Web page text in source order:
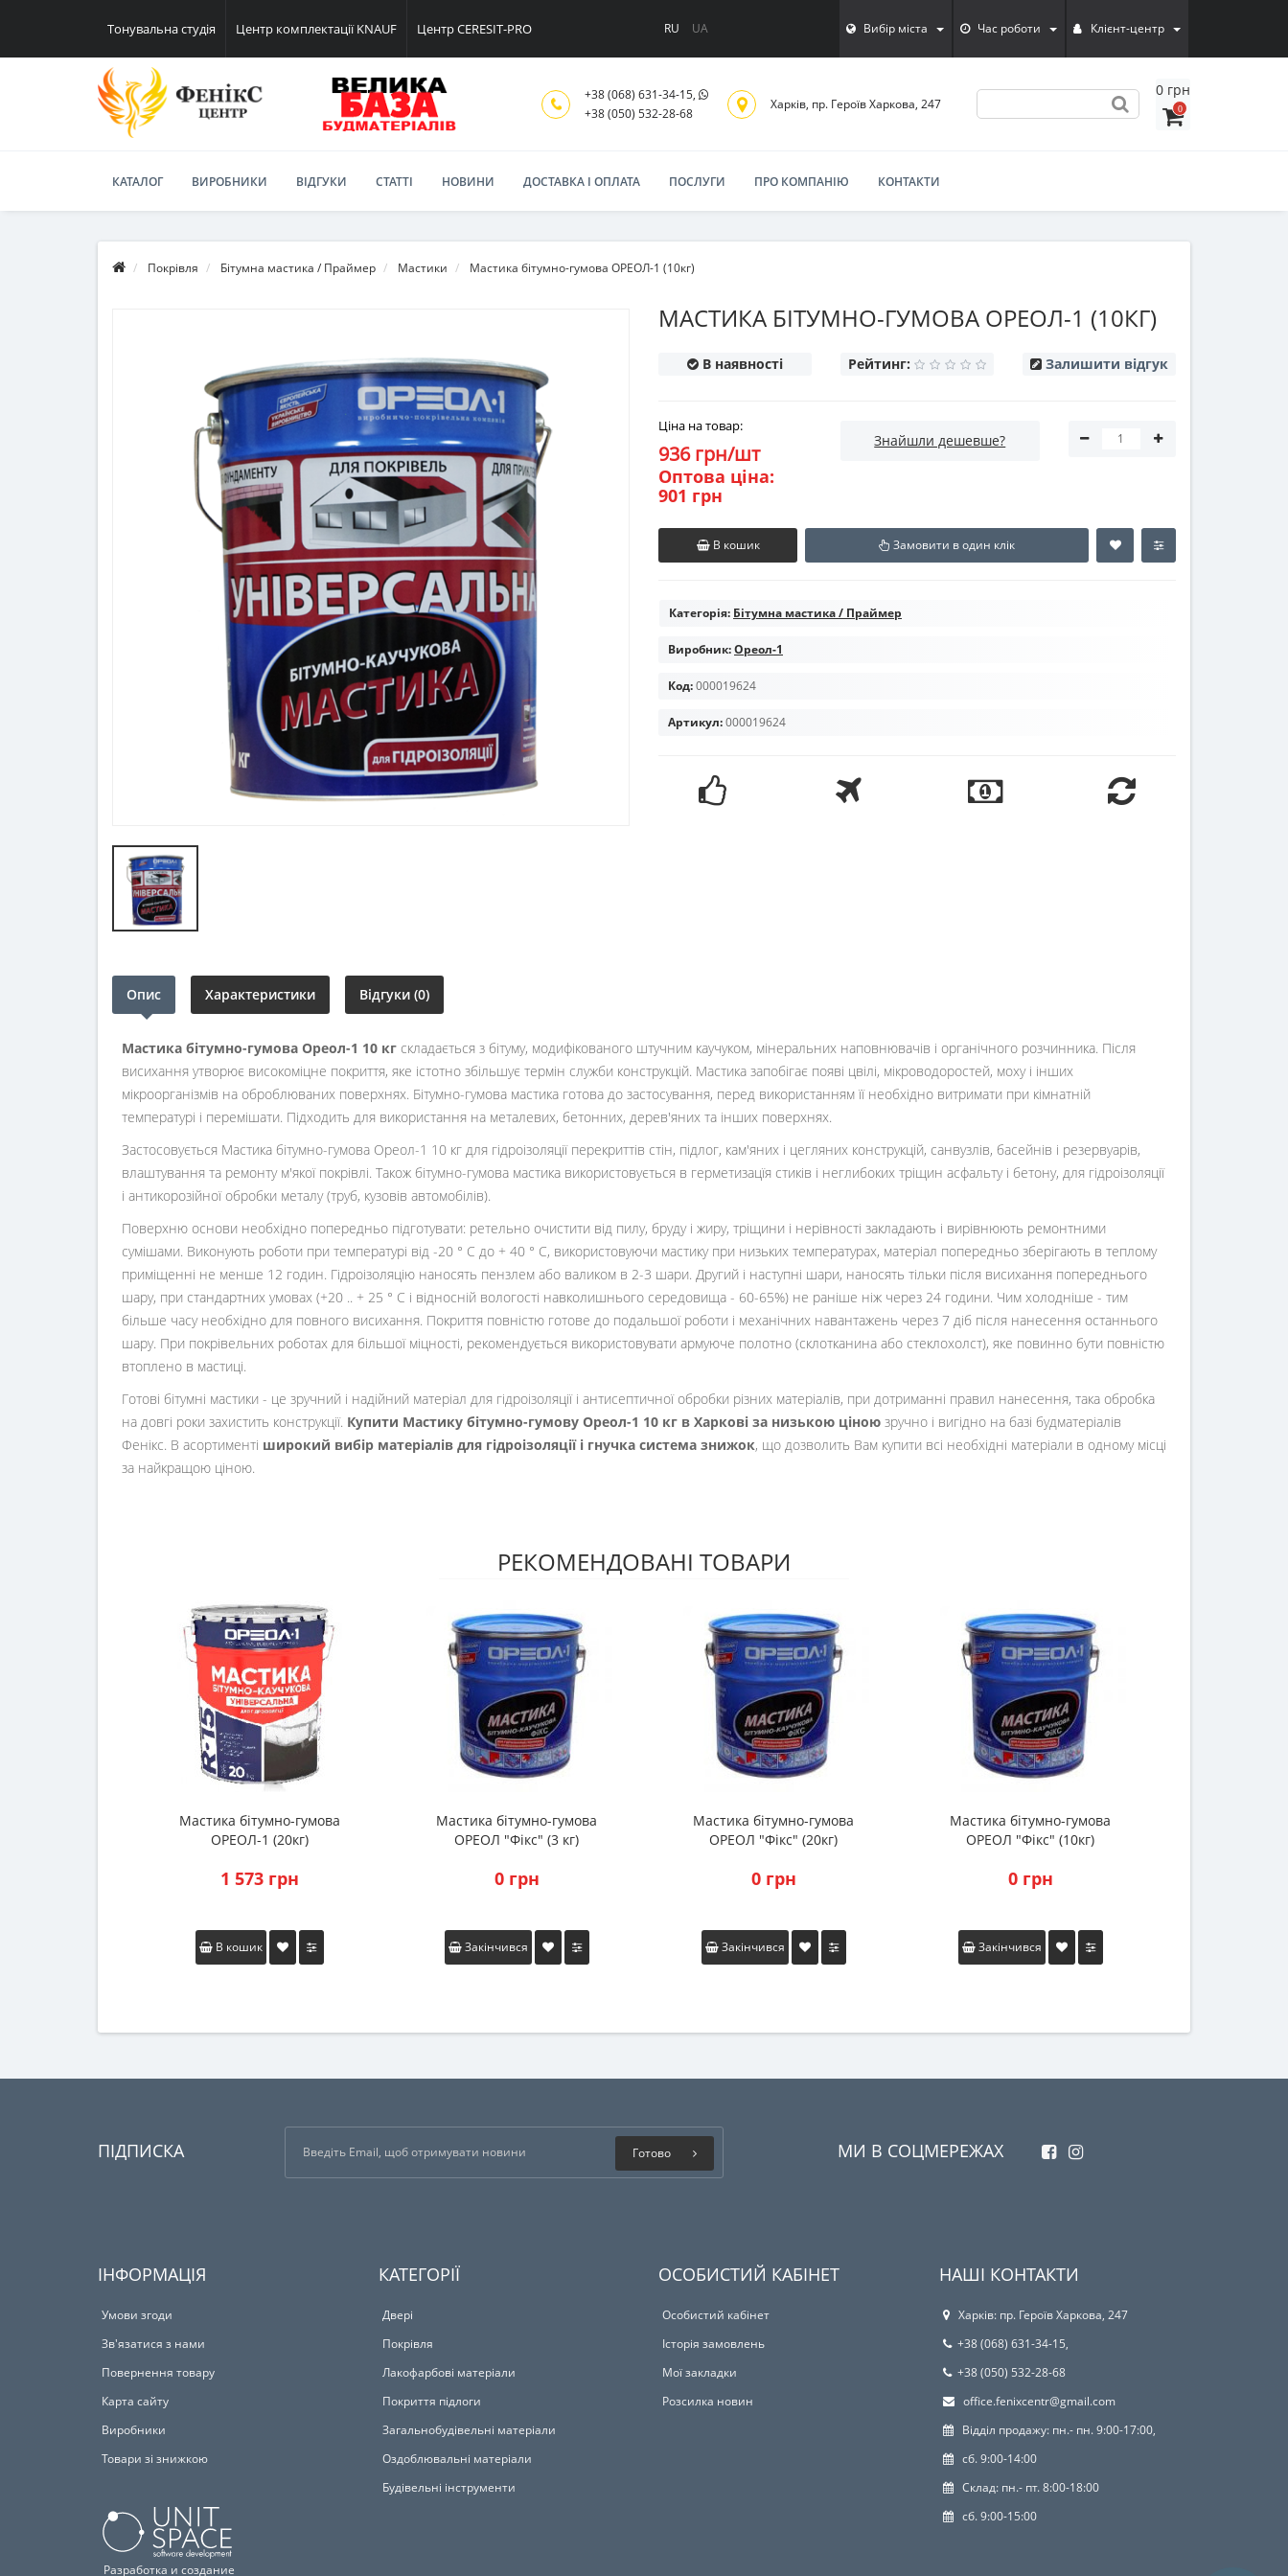
Тонувальна студія Центр комплектації KNAUF Центр CERESIT-PRO RU UA Вибір міста Час роботи Клієнт-центр
+38 (068) 631-34-15,
+38 (050) 532-28-68
Харків, пр. Героїв Харкова, 247
0 грн
0
КАТАЛОГ ВИРОБНИКИ ВІДГУКИ СТАТТІ НОВИНИ ДОСТАВКА І ОПЛАТА ПОСЛУГИ ПРО КОМПАНІЮ КОНТАКТИ
Покрівля Бітумна мастика / Праймер Мастики Мастика бітумно-гумова ОРЕОЛ-1 (10кг)
МАСТИКА БІТУМНО-ГУМОВА ОРЕОЛ-1 (10КГ)
В наявності Рейтинг: Залишити відгук
Ціна на товар:
936 грн/шт
Оптова ціна:
901 грн
Знайшли дешевше?
В кошик Замовити в один клік
Категорія: Бітумна мастика / Праймер
Виробник:Ореол-1
Код:000019624
Артикул:000019624
Опис Характеристики Відгуки (0)
Мастика бітумно-гумова Ореол-1 10 кг складається з бітуму, модифікованого штучним каучуком, мінеральних наповнювачів і органічного розчинника. Після
висихання утворює високоміцне покриття, яке істотно збільшує термін служби конструкцій. Мастика запобігає появі цвілі, мікроводоростей, моху і інших
мікроорганізмів на оброблюваних поверхнях. Бітумно-гумова мастика готова до застосування, перед використанням її необхідно витримати при кімнатній
температурі і перемішати. Підходить для використання на металевих, бетонних, дерев'яних та інших поверхнях.
Застосовується Мастика бітумно-гумова Ореол-1 10 кг для гідроізоляції перекриттів стін, підлог, кам'яних і цегляних конструкцій, санвузлів, басейнів і резервуарів,
влаштування та ремонту м'якої покрівлі. Також бітумно-гумова мастика використовується в герметизацїя стиків і неглибоких тріщин асфальту і бетону, для гідроізоляції
і антикорозійної обробки металу (труб, кузовів автомобілів).
Поверхню основи необхідно попередньо підготувати: ретельно очистити від пилу, бруду і жиру, тріщини і нерівності закладають і вирівнюють ремонтними
сумішами. Виконують роботи при температурі від -20 ° С до + 40 ° С, використовуючи мастику при низьких температурах, матеріал попередньо зберігають в теплому
приміщенні не менше 12 годин. Гідроізоляцію наносять пензлем або валиком в 2-3 шари. Другий і наступні шари, наносять тільки після висихання попереднього
шару, при стандартних умовах (+20 .. + 25 ° С і відносній вологості навколишнього середовища - 60-65%) не раніше ніж через 24 години. Чим холодніше - тим
більше часу необхідно для повного висихання. Покриття повністю готове до подальшої роботи і механічних навантажень через 7 діб після нанесення останнього
шару. При покрівельних роботах для більшої міцності, рекомендується використовувати армуюче полотно (склотканина або стеклохолст), яке повинно бути повністю
втоплено в мастиці.
Готові бітумні мастики - це зручний і надійний матеріал для гідроізоляції і антисептичної обробки різних матеріалів, при дотриманні правил нанесення, така обробка
на довгі роки захистить конструкції. Купити Мастику бітумно-гумову Ореол-1 10 кг в Харкові за низькою ціною зручно і вигідно на базі будматеріалів
Фенікс. В асортименті широкий вибір матеріалів для гідроізоляції і гнучка система знижок, що дозволить Вам купити всі необхідні матеріали в одному місці
за найкращою ціною.
РЕКОМЕНДОВАНІ ТОВАРИ
Мастика бітумно-гумова
ОРЕОЛ-1 (20кг)
1 573 грн
В кошик
Мастика бітумно-гумова
ОРЕОЛ "Фікс" (3 кг)
0 грн
Закінчився
Мастика бітумно-гумова
ОРЕОЛ "Фікс" (20кг)
0 грн
Закінчився
Мастика бітумно-гумова
ОРЕОЛ "Фікс" (10кг)
0 грн
Закінчився
ПІДПИСКА Готово МИ В СОЦМЕРЕЖАХ
ІНФОРМАЦІЯ
Умови згоди
Зв'язатися з нами
Повернення товару
Карта сайту
Виробники
Товари зі знижкою
Разработка и создание
КАТЕГОРІЇ
Двері
Покрівля
Лакофарбові матеріали
Покриття підлоги
Загальнобудівельні матеріали
Оздоблювальні матеріали
Будівельні інструменти
ОСОБИСТИЙ КАБІНЕТ
Особистий кабінет
Історія замовлень
Мої закладки
Розсилка новин
НАШІ КОНТАКТИ
Харків: пр. Героїв Харкова, 247
+38 (068) 631-34-15,
+38 (050) 532-28-68
office.fenixcentr@gmail.com
Відділ продажу: пн.- пн. 9:00-17:00,
сб. 9:00-14:00
Склад: пн.- пт. 8:00-18:00
сб. 9:00-15:00